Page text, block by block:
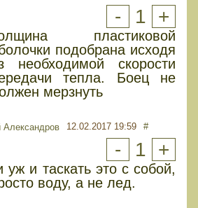
- 1 +
пластиковой
подобрана исходя
необходимой скорости
тепла. Боец не
мерзнуть
Александров 12.02.2017 19:59 #
- 1 +
уж и таскать это с собой,
воду, а не лед.